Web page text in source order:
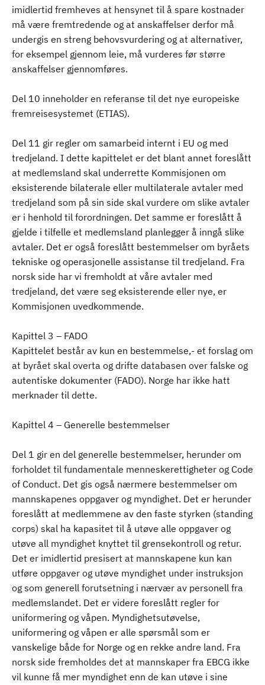
imidlertid fremheves at hensynet til å spare kostnader
må være fremtredende og at anskaffelser derfor må
undergis en streng behovsvurdering og at alternativer,
for eksempel gjennom leie, må vurderes før større
anskaffelser gjennomføres.
Del 10 inneholder en referanse til det nye europeiske
fremreisesystemet (ETIAS).
Del 11 gir regler om samarbeid internt i EU og med
tredjeland. I dette kapittelet er det blant annet foreslått
at medlemsland skal underrette Kommisjonen om
eksisterende bilaterale eller multilaterale avtaler med
tredjeland som på sin side skal vurdere om slike avtaler
er i henhold til forordningen. Det samme er foreslått å
gjelde i tilfelle et medlemsland planlegger å inngå slike
avtaler. Det er også foreslått bestemmelser om byråets
tekniske og operasjonelle assistanse til tredjeland. Fra
norsk side har vi fremholdt at våre avtaler med
tredjeland, det være seg eksisterende eller nye, er
Kommisjonen uvedkommende.
Kapittel 3 – FADO
Kapittelet består av kun en bestemmelse,- et forslag om
at byrået skal overta og drifte databasen over falske og
autentiske dokumenter (FADO). Norge har ikke hatt
merknader til dette.
Kapittel 4 – Generelle bestemmelser
Del 1 gir en del generelle bestemmelser, herunder om
forholdet til fundamentale menneskerettigheter og Code
of Conduct. Det gis også nærmere bestemmelser om
mannskapenes oppgaver og myndighet. Det er herunder
foreslått at medlemmene av den faste styrken (standing
corps) skal ha kapasitet til å utøve alle oppgaver og
utøve all myndighet knyttet til grensekontroll og retur.
Det er imidlertid presisert at mannskapene kun kan
utføre oppgaver og utøve myndighet under instruksjon
og som generell forutsetning i nærvær av personell fra
medlemslandet. Det er videre foreslått regler for
uniformering og våpen. Myndighetsutøvelse,
uniformering og våpen er alle spørsmål som er
vanskelige både for Norge og en rekke andre land. Fra
norsk side fremholdes det at mannskaper fra EBCG ikke
vil kunne få mer myndighet enn de kan utøve i sine